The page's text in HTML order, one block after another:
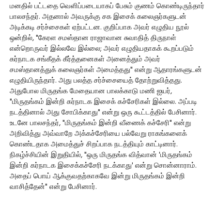
மனதில் பட்டதை வெளிப்படையாகப் பேசும் குணம் கொண்டிருந்தார்
பாலசந்தர். அதனால் அவருக்கு சக இசைக் கலைஞர்களுடன்
அடிக்கடி சர்ச்சைகள் ஏற்பட்டன. குறிப்பாக அவர் எழுதிய நூல்
ஒன்றில், "கேரள சமஸ்தான ராஜாவான சுவாதித் திருநாள்
என்றொருவர் இல்லவே இல்லை; அவர் எழுதியதாகக் கூறப்படும்
கர்நாடக சங்கீதக் கீர்த்தனைகள் அனைத்தும் அவர்
சமஸ்தானத்துக் கலைஞர்கள் அமைத்தது" என்று ஆதாரங்களுடன்
எழுதியிருந்தார். அது பலத்த சர்ச்சையைத் தோற்றுவித்தது.
அதுபோல மிருதங்க மேதையான பாலக்காடு மணி ஐயர்,
"மிருதங்கம் இன்றி கர்நாடக இசைக் கச்சேரிகள் இல்லை. அப்படி
நடத்தினால் அது சோபிக்காது" என்று ஒரு கூட்டத்தில் பேசினார்.
உடனே பாலசந்தர், "மிருதங்கம் இன்றி வீணைக் கச்சேரி" என்று
அறிவித்து அவ்வாறே அக்கச்சேரியை பல்வேறு ராகங்களைக்
கொண்டதாக அமைத்துச் சிறப்பாக நடத்தியும் காட்டினார்.
நிகழ்ச்சியின் இறுதியில், "ஒரு மிருதங்க வித்வான் 'மிருதங்கம்
இன்றி கர்நாடக இசைக்கச்சேரி நடக்காது' என்று சொன்னாராம்.
அதைப் பொய் ஆக்குவதற்காகவே இன்று மிருதங்கம் இன்றி
வாசித்தேன்" என்று பேசினார்.